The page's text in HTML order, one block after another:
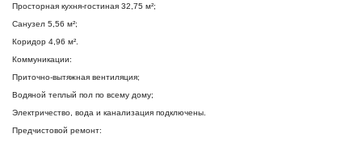
Просторная кухня-гостиная 32,75 м²;
Санузел 5,56 м²;
Коридор 4,96 м².
Коммуникации:
Приточно-вытяжная вентиляция;
Водяной теплый пол по всему дому;
Электричество, вода и канализация подключены.
Предчистовой ремонт: